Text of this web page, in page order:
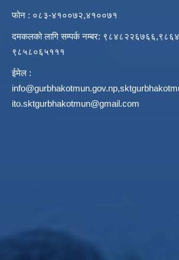
फोन : ०८३-४१००७२,४१००७१
दमकलको लागि सम्पर्क नम्बर:
९८५८०६५१११
ईमेल :
info@gurbhakotmun.gov.np,
ito.sktgurbhakotmun@gmail.com